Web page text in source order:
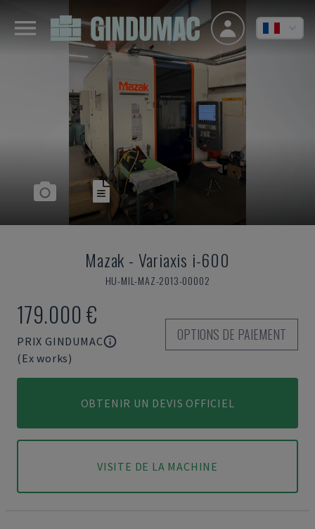
Mazak - Variaxis i-600
HU-MIL-MAZ-2013-00002
179.000 €
PRIX GINDUMAC
(Ex works)
OPTIONS DE PAIEMENT
OBTENIR UN DEVIS OFFICIEL
VISITE DE LA MACHINE